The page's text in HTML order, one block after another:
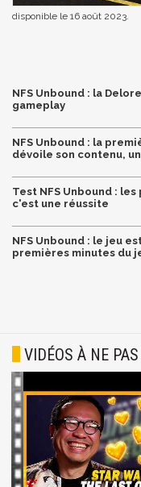
disponible le 16 août 2023.
NFS Unbound : la
gameplay
NFS Unbound : la
dévoile son contenu,
Test NFS Unbound :
c'est une réussite
NFS Unbound : le jeu
premières minutes du
VIDÉOS À NE